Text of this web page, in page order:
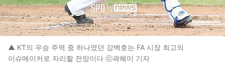
▲ KT의 우승 주역 중 하나였던 강백호는 FA 시장 최고의
이슈메이커로 자리할 전망이다 ⓒ곽혜미 기자